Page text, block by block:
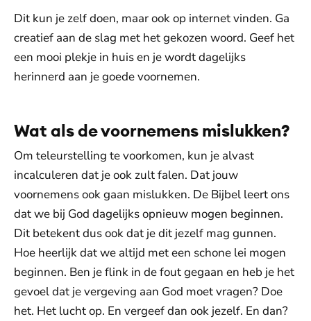
Dit kun je zelf doen, maar ook op internet vinden. Ga
creatief aan de slag met het gekozen woord. Geef het
een mooi plekje in huis en je wordt dagelijks
herinnerd aan je goede voornemen.
Wat als de voornemens mislukken?
Om teleurstelling te voorkomen, kun je alvast
incalculeren dat je ook zult falen. Dat jouw
voornemens ook gaan mislukken. De Bijbel leert ons
dat we bij God dagelijks opnieuw mogen beginnen.
Dit betekent dus ook dat je dit jezelf mag gunnen.
Hoe heerlijk dat we altijd met een schone lei mogen
beginnen. Ben je flink in de fout gegaan en heb je het
gevoel dat je vergeving aan God moet vragen? Doe
het. Het lucht op. En vergeef dan ook jezelf. En dan?